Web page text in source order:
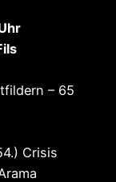
– 65
Crisis